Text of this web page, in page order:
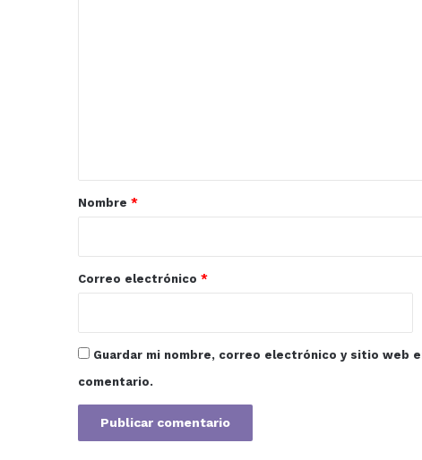
r
*
Nombre *
Correo electrónico *
Guardar mi nombre, correo electrónico y sitio web
comentario.